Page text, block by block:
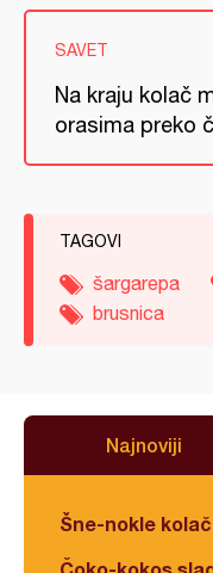
SAVET
Na kraju kolač
orasima preko
TAGOVI
šargarepa
brusnica
Najnoviji
Šne-nokle kolač